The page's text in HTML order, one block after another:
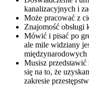
kanalizacyjnych i
Może pracować z
Znajomość obsługi
Mówić i pisać po
ale mile widziany
międzynarodowych
Musisz
się na to, że
zakresie